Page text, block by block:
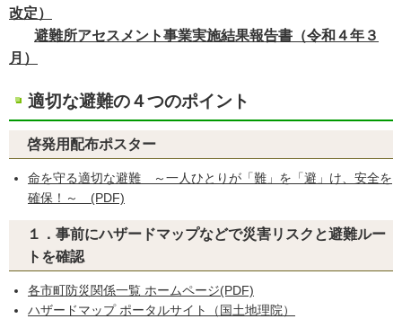
改定）
避難所アセスメント事業実施結果報告書（令和４年３
月）
適切な避難の４つのポイント
啓発用配布ポスター
命を守る適切な避難 ～一人ひとりが「難」を「避」け、安全を
確保！～ (PDF)
１．事前にハザードマップなどで災害リスクと避難ルー
トを確認
各市町防災関係一覧 ホームページ(PDF)
ハザードマップ ポータルサイト（国土地理院）